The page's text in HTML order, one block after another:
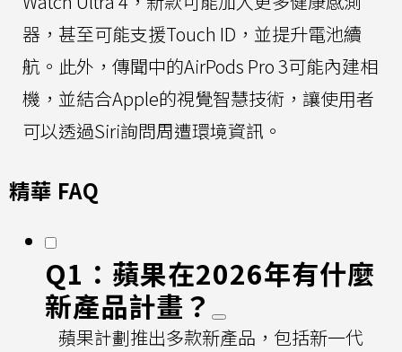
器，甚至可能支援Touch ID，並提升電池續
航。此外，傳聞中的AirPods Pro 3可能內建相
機，並結合Apple的視覺智慧技術，讓使用者
可以透過Siri詢問周遭環境資訊。
精華 FAQ
Q1：蘋果在2026年有什麼
新產品計畫？
蘋果計劃推出多款新產品，包括新一代